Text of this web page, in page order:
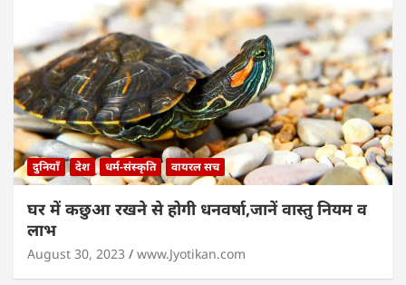
दुनियाँ देश धर्म-संस्कृति वायरल सच
घर में कछुआ रखने से होगी धनवर्षा,जानें वास्तु नियम व
लाभ
August 30, 2023 www.Jyotikan.com